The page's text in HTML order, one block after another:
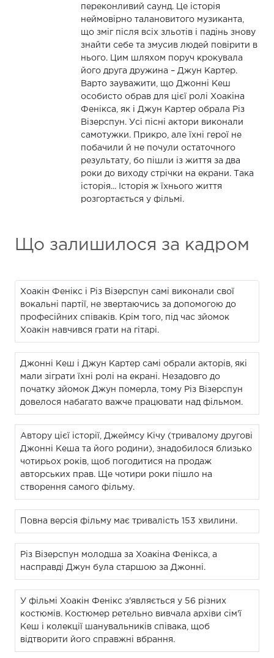
переконливий саунд. Це історія
неймовірно талановитого музиканта,
що зміг після всіх зльотів і падінь знову
знайти себе та змусив людей повірити в
нього. Цим шляхом поруч крокувала
його друга дружина – Джун Картер.
Варто зауважити, що Джонні Кеш
особисто обрав для цієї ролі Хоакіна
Фенікса, як і Джун Картер обрала Різ
Візерспун. Усі пісні актори виконали
самотужки. Прикро, але їхні герої не
побачили й не почули остаточного
результату, бо пішли із життя за два
роки до виходу стрічки на екрани. Така
історія... Історія ж їхнього життя
розгортається у фільмі.
Що залишилося за кадром
Хоакін Фенікс і Різ Візерспун самі виконали свої
вокальні партії, не звертаючись за допомогою до
професійних співаків. Крім того, під час зйомок
Хоакін навчився грати на гітарі.
Джонні Кеш і Джун Картер самі обрали акторів, які
мали зіграти їхні ролі на екрані. Незадовго до
початку зйомок Джун померла, тому Різ Візерспун
довелося набагато важче працювати над фільмом.
Автору цієї історії, Джеймсу Кічу (тривалому другові
Джонні Кеша та його родини), знадобилося близько
чотирьох років, щоб погодитися на продаж
авторських прав. Ще чотири роки пішло на
створення самого фільму.
Повна версія фільму має тривалість 153 хвилини.
Різ Візерспун молодша за Хоакіна Фенікса, а
насправді Джун була старшою за Джонні.
У фільмі Хоакін Фенікс з'являється у 56 різних
костюмів. Костюмер ретельно вивчала архіви сім'ї
Кеш і колекції шанувальників співака, щоб
відтворити його справжні вбрання.